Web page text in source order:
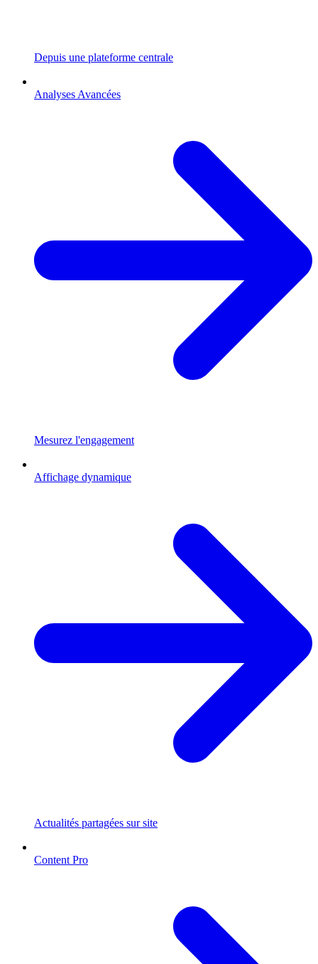
Depuis une plateforme centrale
Analyses Avancées
Mesurez l'engagement
Affichage dynamique
Actualités partagées sur site
Content Pro